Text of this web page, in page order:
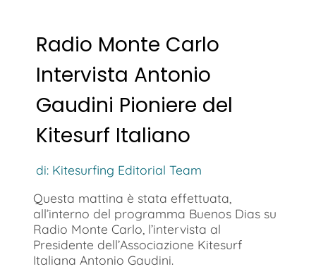
Radio Monte Carlo
Intervista Antonio
Gaudini Pioniere del
Kitesurf Italiano
di: Kitesurfing Editorial Team
Questa mattina è stata effettuata,
all’interno del programma Buenos Dias su
Radio Monte Carlo, l’intervista al
Presidente dell’Associazione Kitesurf
Italiana Antonio Gaudini.